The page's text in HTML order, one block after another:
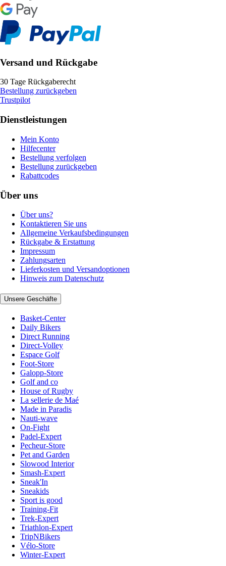
Versand und Rückgabe
30 Tage Rückgaberecht
Bestellung zurückgeben
Trustpilot
Dienstleistungen
Mein Konto
Hilfecenter
Bestellung verfolgen
Bestellung zurückgeben
Rabattcodes
Über uns
Über uns?
Kontaktieren Sie uns
Allgemeine Verkaufsbedingungen
Rückgabe & Erstattung
Impressum
Zahlungsarten
Lieferkosten und Versandoptionen
Hinweis zum Datenschutz
Unsere Geschäfte
Basket-Center
Daily Bikers
Direct Running
Direct-Volley
Espace Golf
Foot-Store
Galopp-Store
Golf and co
House of Rugby
La sellerie de Maé
Made in Paradis
Nauti-wave
On-Fight
Padel-Expert
Pecheur-Store
Pet and Garden
Slowood Interior
Smash-Expert
Sneak'In
Sneakids
Sport is good
Training-Fit
Trek-Expert
Triathlon-Expert
TripNBikers
Vélo-Store
Winter-Expert